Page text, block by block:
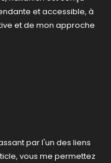
et accessible, à
et de mon approche
par l'un des liens
vous me permettez